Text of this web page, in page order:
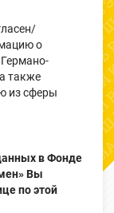
о
также
из сферы
в Фонде
Вы
по этой